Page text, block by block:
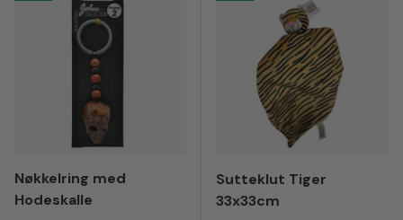
Nøkkelring med
Hodeskalle
Sutteklut Tiger
33x33cm